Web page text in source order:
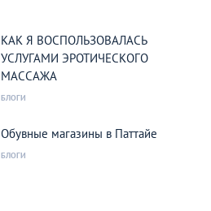
КАК Я ВОСПОЛЬЗОВАЛАСЬ
УСЛУГАМИ ЭРОТИЧЕСКОГО
МАССАЖА
БЛОГИ
Обувные магазины в Паттайе
БЛОГИ